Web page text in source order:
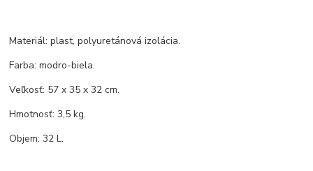
Materiál: plast, polyuretánová izolácia.
Farba: modro-biela.
Veľkosť: 57 x 35 x 32 cm.
Hmotnosť: 3,5 kg.
Objem: 32 L.